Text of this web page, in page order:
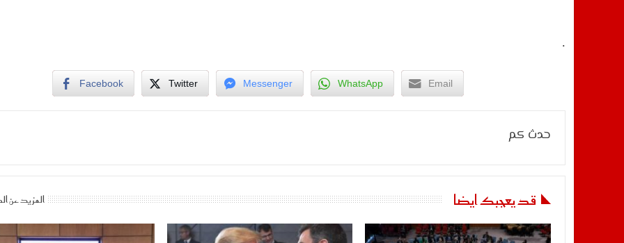
.
Facebook Twitter Messenger WhatsApp Email
حدث كم
قد يعجبك ايضا المزيد عن